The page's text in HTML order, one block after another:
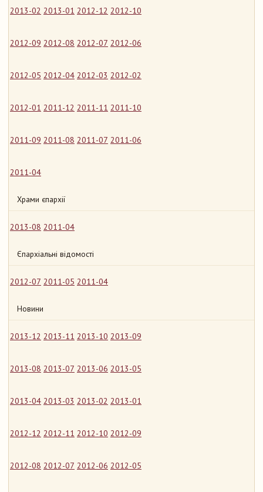
2013-02 2013-01 2012-12 2012-10
2012-09 2012-08 2012-07 2012-06
2012-05 2012-04 2012-03 2012-02
2012-01 2011-12 2011-11 2011-10
2011-09 2011-08 2011-07 2011-06
2011-04
Храми єпархії
2013-08 2011-04
Єпархіальні відомості
2012-07 2011-05 2011-04
Новини
2013-12 2013-11 2013-10 2013-09
2013-08 2013-07 2013-06 2013-05
2013-04 2013-03 2013-02 2013-01
2012-12 2012-11 2012-10 2012-09
2012-08 2012-07 2012-06 2012-05